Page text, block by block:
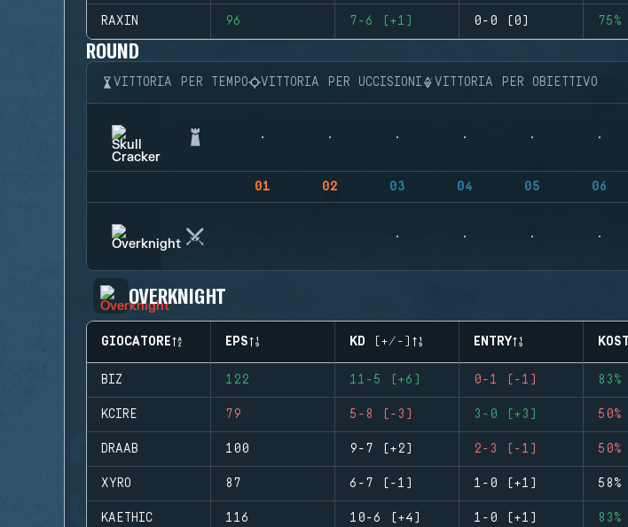
RAXIN 96 7-6 (+1) 0-0 (0) 75%
ROUND
VITTORIA PER TEMPO VITTORIA PER UCCISIONI VITTORIA PER OBIETTIVO
01 02 03 04 05 06
OVERKNIGHT
GIOCATORE EPS KD (+/-) ENTRY KOST
BIZ 122 11-5 (+6) 0-1 (-1) 83%
KCIRE 79 5-8 (-3) 3-0 (+3) 50%
DRAAB 100 9-7 (+2) 2-3 (-1) 50%
XYRO 87 6-7 (-1) 1-0 (+1) 58%
KAETHIC 116 10-6 (+4) 1-0 (+1) 83%